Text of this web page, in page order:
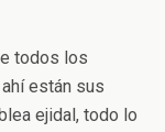
todos los
están sus
ejidal, todo lo